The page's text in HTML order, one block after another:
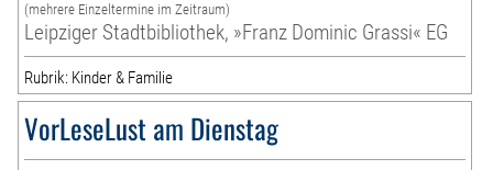
(mehrere Einzeltermine im Zeitraum)
Leipziger Stadtbibliothek, »Franz Dominic Grassi« EG
Rubrik: Kinder & Familie
VorLeseLust am Dienstag